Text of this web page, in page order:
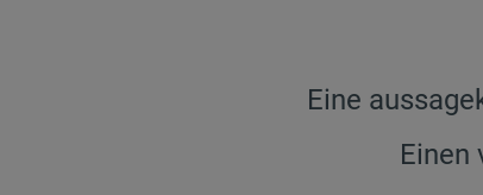
Eine
Einen